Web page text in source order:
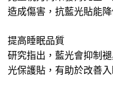
造成傷害，抗藍光貼能降
提高睡眠品質
研究指出，藍光會抑制
光保護貼，有助於改善